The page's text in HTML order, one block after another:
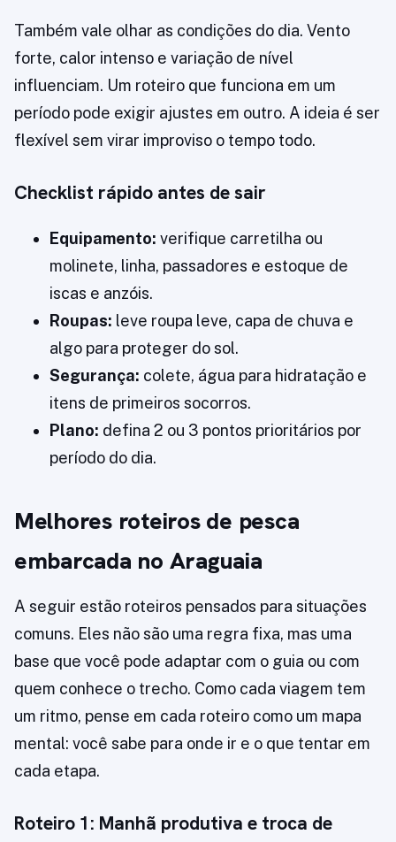
Também vale olhar as condições do dia. Vento
forte, calor intenso e variação de nível
influenciam. Um roteiro que funciona em um
período pode exigir ajustes em outro. A ideia é ser
flexível sem virar improviso o tempo todo.
Checklist rápido antes de sair
Equipamento: verifique carretilha ou
molinete, linha, passadores e estoque de
iscas e anzóis.
Roupas: leve roupa leve, capa de chuva e
algo para proteger do sol.
Segurança: colete, água para hidratação e
itens de primeiros socorros.
Plano: defina 2 ou 3 pontos prioritários por
período do dia.
Melhores roteiros de pesca
embarcada no Araguaia
A seguir estão roteiros pensados para situações
comuns. Eles não são uma regra fixa, mas uma
base que você pode adaptar com o guia ou com
quem conhece o trecho. Como cada viagem tem
um ritmo, pense em cada roteiro como um mapa
mental: você sabe para onde ir e o que tentar em
cada etapa.
Roteiro 1: Manhã produtiva e troca de